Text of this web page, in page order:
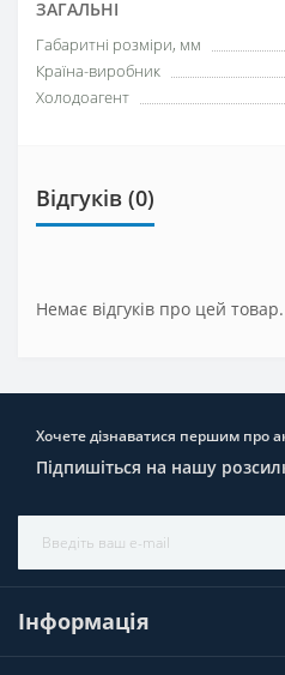
ЗАГАЛЬНІ
Габаритні розміри, мм
Країна-виробник
Холодоагент
Відгуків (0)
Немає відгуків про цей товар.
Хочете дізнаватися першим про
Підпишіться на нашу
Інформація